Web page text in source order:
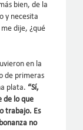
bien, de la
y necesita
dije, ¿qué
en la
de primeras
plata. “Sí,
de lo que
trabajo. Es
no